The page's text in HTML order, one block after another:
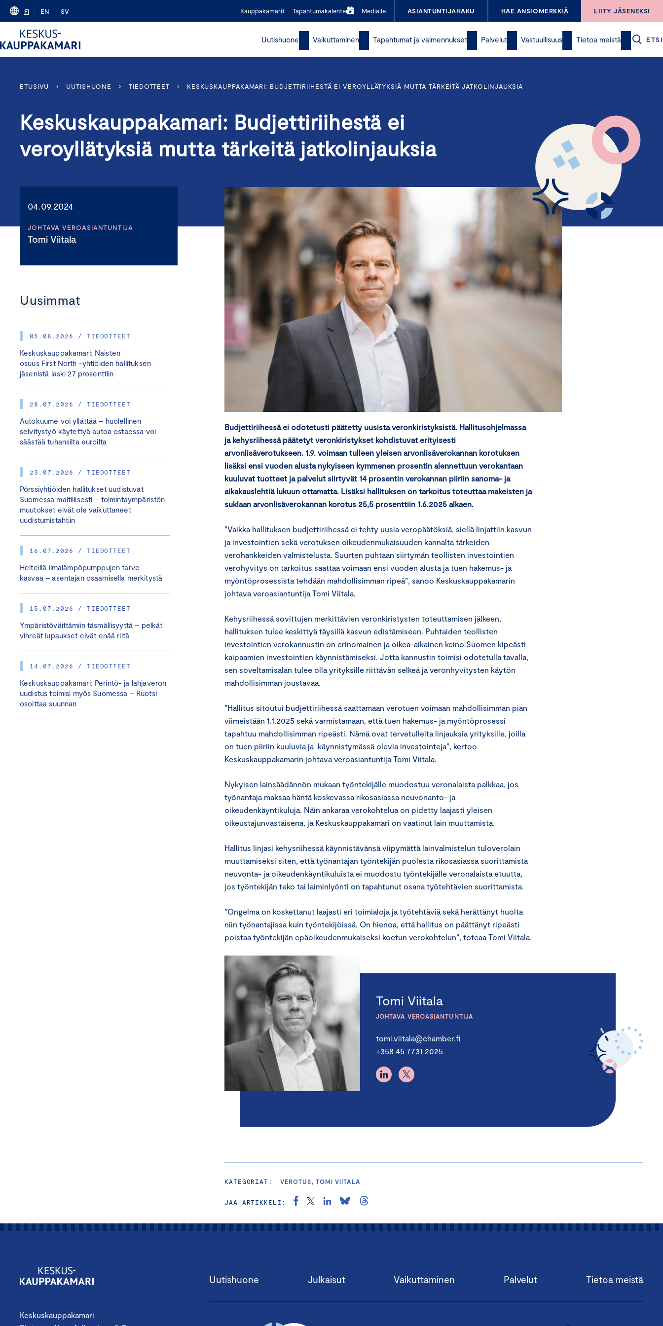
Skip
content
FI EN SV Kauppakamarit Tapahtumakalenteri Medialle ASIANTUNTIJAHAKU HAE ANSIOMERKKIÄ LIITY JÄSENEKSI
Uutishuone Vaikuttaminen Tapahtumat ja valmennukset Palvelut Vastuullisuus Tietoa meistä ETSI
ETUSIVU › UUTISHUONE › TIEDOTTEET › KESKUSKAUPPAKAMARI: BUDJETTIRIIHESTÄ EI VEROYLLÄTYKSIÄ MUTTA TÄRKEITÄ JATKOLINJAUKSIA
Keskuskauppakamari: Budjettiriihestä ei
veroyllätyksiä mutta tärkeitä jatkolinjauksia
04.09.2024
JOHTAVA VEROASIANTUNTIJA
Tomi Viitala
Uusimmat
05.08.2026 / TIEDOTTEET
Keskuskauppakamari: Naisten
osuus First North -yhtiöiden hallituksen
jäsenistä laski 27 prosenttiin
28.07.2026 / TIEDOTTEET
Autokuume voi yllättää – huolellinen
selvitystyö käytettyä autoa ostaessa voi
säästää tuhansilta euroilta
23.07.2026 / TIEDOTTEET
Pörssiyhtiöiden hallitukset uudistuvat
Suomessa maltillisesti – toimintaympäristön
muutokset eivät ole vaikuttaneet
uudistumistahtiin
16.07.2026 / TIEDOTTEET
Helteillä ilmalämpöpumppujen tarve
kasvaa – asentajan osaamisella merkitystä
15.07.2026 / TIEDOTTEET
Ympäristöväittämiin täsmällisyyttä – pelkät
vihreät lupaukset eivät enää riitä
14.07.2026 / TIEDOTTEET
Keskuskauppakamari: Perintö- ja lahjaveron
uudistus toimisi myös Suomessa – Ruotsi
osoittaa suunnan
Budjettiriihessä ei odotetusti päätetty uusista veronkiristyksistä. Hallitusohjelmassa
ja kehysriihessä päätetyt veronkiristykset kohdistuvat erityisesti
arvonlisäverotukseen. 1.9. voimaan tulleen yleisen arvonlisäverokannan korotuksen
lisäksi ensi vuoden alusta nykyiseen kymmenen prosentin alennettuun verokantaan
kuuluvat tuotteet ja palvelut siirtyvät 14 prosentin verokannan piiriin sanoma- ja
aikakauslehtiä lukuun ottamatta. Lisäksi hallituksen on tarkoitus toteuttaa makeisten ja
suklaan arvonlisäverokannan korotus 25,5 prosenttiin 1.6.2025 alkaen.
”Vaikka hallituksen budjettiriihessä ei tehty uusia veropäätöksiä, siellä linjattiin kasvun
ja investointien sekä verotuksen oikeudenmukaisuuden kannalta tärkeiden
verohankkeiden valmistelusta. Suurten puhtaan siirtymän teollisten investointien
verohyvitys on tarkoitus saattaa voimaan ensi vuoden alusta ja tuen hakemus- ja
myöntöprosessista tehdään mahdollisimman ripeä”, sanoo Keskuskauppakamarin
johtava veroasiantuntija Tomi Viitala.
Kehysriihessä sovittujen merkittävien veronkiristysten toteuttamisen jälkeen,
hallituksen tulee keskittyä täysillä kasvun edistämiseen. Puhtaiden teollisten
investointien verokannustin on erinomainen ja oikea-aikainen keino Suomen kipeästi
kaipaamien investointien käynnistämiseksi. Jotta kannustin toimisi odotetulla tavalla,
sen soveltamisalan tulee olla yrityksille riittävän selkeä ja veronhyvitysten käytön
mahdollisimman joustavaa.
”Hallitus sitoutui budjettiriihessä saattamaan verotuen voimaan mahdollisimman pian
viimeistään 1.1.2025 sekä varmistamaan, että tuen hakemus- ja myöntöprosessi
tapahtuu mahdollisimman ripeästi. Nämä ovat tervetulleita linjauksia yrityksille, joilla
on tuen piiriin kuuluvia ja käynnistymässä olevia investointeja”, kertoo
Keskuskauppakamarin johtava veroasiantuntija Tomi Viitala.
Nykyisen lainsäädännön mukaan työntekijälle muodostuu veronalaista palkkaa, jos
työnantaja maksaa häntä koskevassa rikosasiassa neuvonanto- ja
oikeudenkäyntikuluja. Näin ankaraa verokohtelua on pidetty laajasti yleisen
oikeustajunvastaisena, ja Keskuskauppakamari on vaatinut lain muuttamista.
Hallitus linjasi kehysriihessä käynnistävänsä viipymättä lainvalmistelun tuloverolain
muuttamiseksi siten, että työnantajan työntekijän puolesta rikosasiassa suorittamista
neuvonta- ja oikeudenkäyntikuluista ei muodostu työntekijälle veronalaista etuutta,
jos työntekijän teko tai laiminlyönti on tapahtunut osana työtehtävien suorittamista.
”Ongelma on koskettanut laajasti eri toimialoja ja työtehtäviä sekä herättänyt huolta
niin työnantajissa kuin työntekijöissä. On hienoa, että hallitus on päättänyt ripeästi
poistaa työntekijän epäoikeudenmukaiseksi koetun verokohtelun”, toteaa Tomi Viitala.
Tomi Viitala
JOHTAVA VEROASIANTUNTIJA
tomi.viitala@chamber.fi
+358 45 7731 2025
KATEGORIAT: VEROTUS, TOMI VIITALA
JAA ARTIKKELI:
Keskuskauppakamari
Uutishuone Julkaisut Vaikuttaminen Palvelut Tietoa meistä